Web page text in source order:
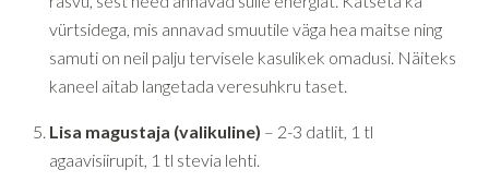
vürtsidega, mis annavad smuutile väga hea maitse ning
samuti on neil palju tervisele kasulikek omadusi. Näiteks
kaneel aitab langetada veresuhkru taset.
Lisa magustaja (valikuline) – 2-3 datlit, 1 tl
agaavisiirupit, 1 tl stevia lehti.